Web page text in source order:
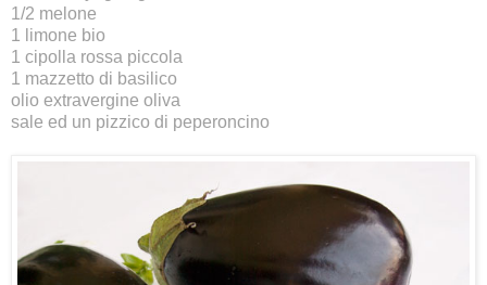
1/2 melone
1 limone bio
1 cipolla rossa piccola
1 mazzetto di basilico
olio extravergine oliva
sale ed un pizzico di peperoncino